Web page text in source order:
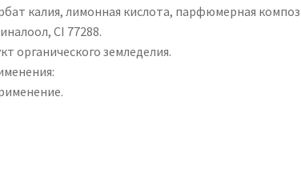
калия, лимонная кислота, парфюмерная
CI 77288.
органического земледелия.